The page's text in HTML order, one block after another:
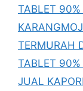
TABLET 90%
TERMURAH
TABLET 90%
JUAL